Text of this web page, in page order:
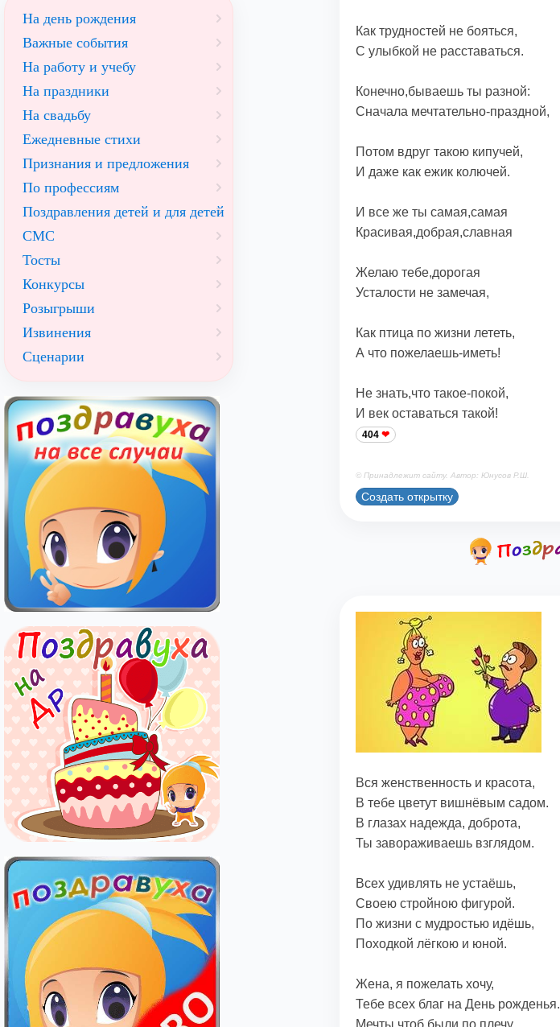
Как трудностей не бояться,
С улыбкой не расставаться.
Конечно,бываешь ты разной:
Сначала мечтательно-праздной,
Потом вдруг такою кипучей,
И даже как ежик колючей.
И все же ты самая,самая
Красивая,добрая,славная
Желаю тебе,дорогая
Усталости не замечая,
Как птица по жизни лететь,
А что пожелаешь-иметь!
Не знать,что такое-покой,
И век оставаться такой!
404
© Принадлежит сайту. Автор: Юнусов Р.Ш.
Создать открытку
Вся женственность и красота,
В тебе цветут вишнёвым садом.
В глазах надежда, доброта,
Ты завораживаешь взглядом.
Всех удивлять не устаёшь,
Своею стройною фигурой.
По жизни с мудростью идёшь,
Походкой лёгкою и юной.
Жена, я пожелать хочу,
Тебе всех благ на День рожденья.
Мечты чтоб были по плечу,
На день рождения
Важные события
На работу и учебу
На праздники
На свадьбу
Ежедневные стихи
Признания и предложения
По профессиям
Поздравления детей и для детей
СМС
Тосты
Конкурсы
Розыгрыши
Извинения
Сценарии